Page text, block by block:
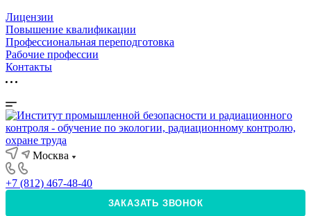
Лицензии
Повышение квалификации
Профессиональная переподготовка
Рабочие профессии
Контакты
Москва
+7 (812) 467-48-40
ЗАКАЗАТЬ ЗВОНОК